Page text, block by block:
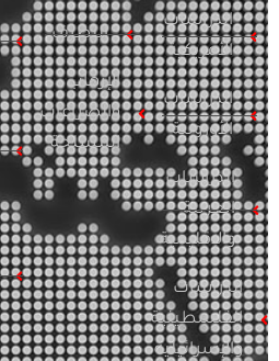
الدراسات
الأمريكية
الدراسات
الأوروبية
الدراسات
العربية
والإقليمية
الدراسات
الفلسطينية
والإسرائيلية
التطرف
الإرهاب
والصراعات
المسلحة